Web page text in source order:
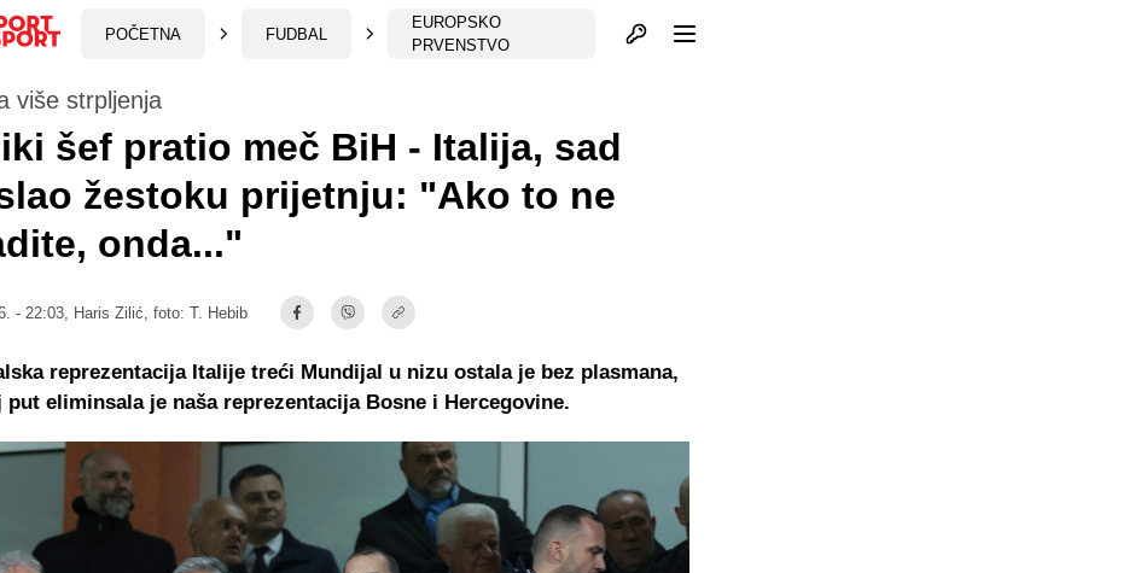
POČETNA FUDBAL
EUROPSKO
PRVENSTVO
Otvori profil
više strpljenja
šef pratio meč BiH - Italija, sad
žestoku prijetnju: "Ako to ne
onda..."
- 22:03, Haris Zilić , foto: T. Hebib
reprezentacija Italije treći Mundijal u nizu ostala je bez plasmana,
put eliminsala je naša reprezentacija Bosne i Hercegovine.